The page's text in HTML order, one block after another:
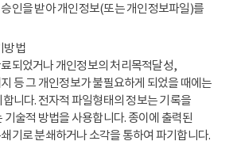
인을 받아 개인정보(또는 개인정보파일)를
방법
되었거나 개인정보의 처리목적달성,
등 그 개인정보가 불필요하게 되었을 때에는
니다. 전자적 파일형태의 정보는 기록을
기술적 방법을 사용합니다. 종이에 출력된
기로 분쇄하거나 소각을 통하여 파기합니다.